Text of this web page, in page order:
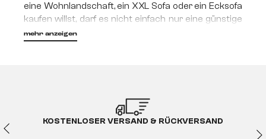
eine Wohnlandschaft, ein XXL Sofa oder ein Ecksofa
kaufen willst, darf es nicht einfach nur eine günstige
Couch sein!
und wärmendes Zuhause – so muss das wahre
mehr anzeigen
KOSTENLOSER VERSAND & RÜCKVERSAND